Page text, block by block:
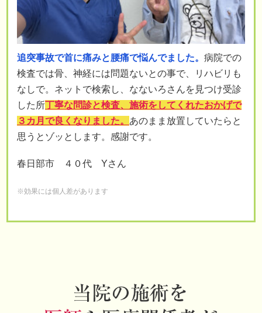
追突事故で首に痛みと腰痛で悩んでました。 病院での
検査では骨、神経には問題ないとの事で、リハビリも
なしで。ネットで検索し、なないろさんを見つけ受診
した所丁寧な問診と検査、施術をしてくれたおかげで
３カ月で良くなりました。 あのまま放置していたらと
思うとゾッとします。感謝です。
春日部市 ４０代 Yさん
※効果には個人差があります